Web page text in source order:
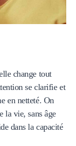
change tout
se clarifie et
en netteté. On
la vie, sans âge
dans la capacité